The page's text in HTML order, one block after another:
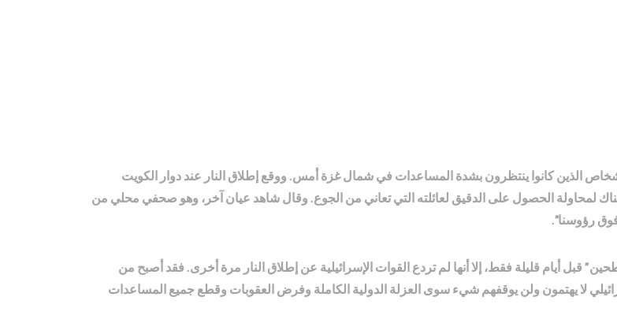
الذين كانوا ينتظرون بشدة المساعدات في شمال غزة أمس. ووقع إطلاق النار عند دوار الكويت
لمحاولة الحصول على الدقيق لعائلته التي تعاني من الجوع. وقال شاهد عيان آخر، وهو صحفي محلي من
رؤوسنا”.
قبل أيام قليلة فقط، إلا أنها لم تردع القوات الإسرائيلية عن إطلاق النار مرة أخرى. فقد أصبح من
لا يهتمون ولن يوقفهم شيء سوى العزلة الدولية الكاملة وفرض العقوبات وقطع جميع المساعدات